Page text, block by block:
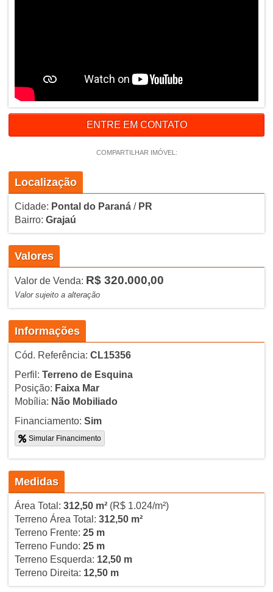
ENTRE EM CONTATO
COMPARTILHAR IMÓVEL:
Localização
Cidade: Pontal do Paraná/ PR
Bairro: Grajaú
Valores
Valor de Venda: R$ 320.000,00
Valor sujeito a alteração
Informações
Cód. Referência: CL15356
Perfil: Terreno de Esquina
Posição: Faixa Mar
Mobília: Não Mobiliado
Financiamento: Sim
Simular Financimento
Medidas
Área Total: 312,50 m²(R$ 1.024/m²)
Terreno Área Total: 312,50 m²
Terreno Frente: 25 m
Terreno Fundo: 25 m
Terreno Esquerda: 12,50 m
Terreno Direita: 12,50 m